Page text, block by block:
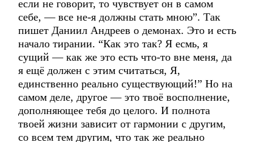
если не говорит, то чувствует он в самом
себе, — все не-я должны стать мною”. Так
пишет Даниил Андреев о демонах. Это и есть
начало тирании. “Как это так? Я есмь, я
сущий — как же это есть что-то вне меня, да
я ещё должен с этим считаться, Я,
единственно реально существующий!” Но на
самом деле, другое — это твоё восполнение,
дополняющее тебя до целого. И полнота
твоей жизни зависит от гармонии с другим,
со всем тем другим, что так же реально